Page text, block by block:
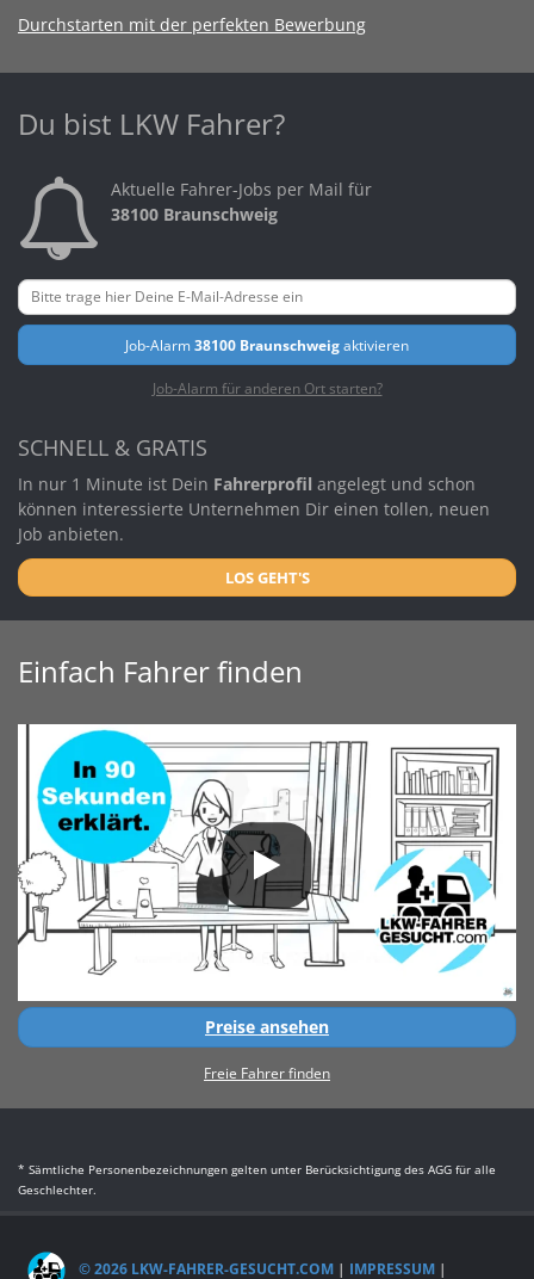
Durchstarten mit der perfekten Bewerbung
Du bist LKW Fahrer?
Aktuelle Fahrer-Jobs per Mail für
38100 Braunschweig
Job-Alarm38100 Braunschweigaktivieren
Job-Alarm für anderen Ort starten?
SCHNELL & GRATIS
In nur 1 Minute ist Dein Fahrerprofil angelegt und schon
können interessierte Unternehmen Dir einen tollen, neuen
Job anbieten.
LOS GEHT'S
Einfach Fahrer finden
Preise ansehen
Freie Fahrer finden
* Sämtliche Personenbezeichnungen gelten unter Berücksichtigung des AGG für alle
Geschlechter.
© 2026 LKW-FAHRER-GESUCHT.COM | IMPRESSUM |